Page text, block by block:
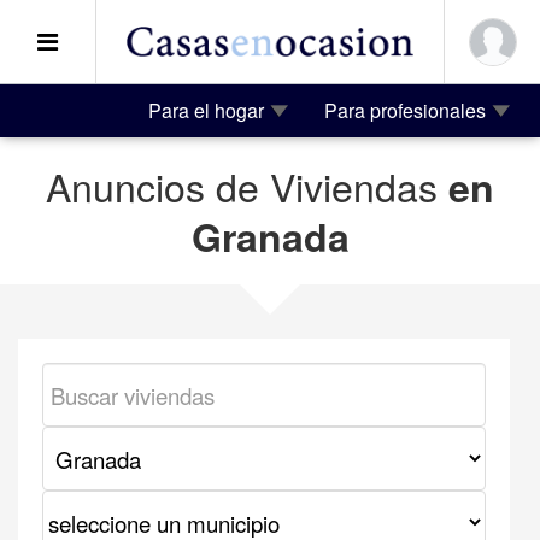
Para el hogar Para profesionales
Anuncios de Viviendas en
Granada